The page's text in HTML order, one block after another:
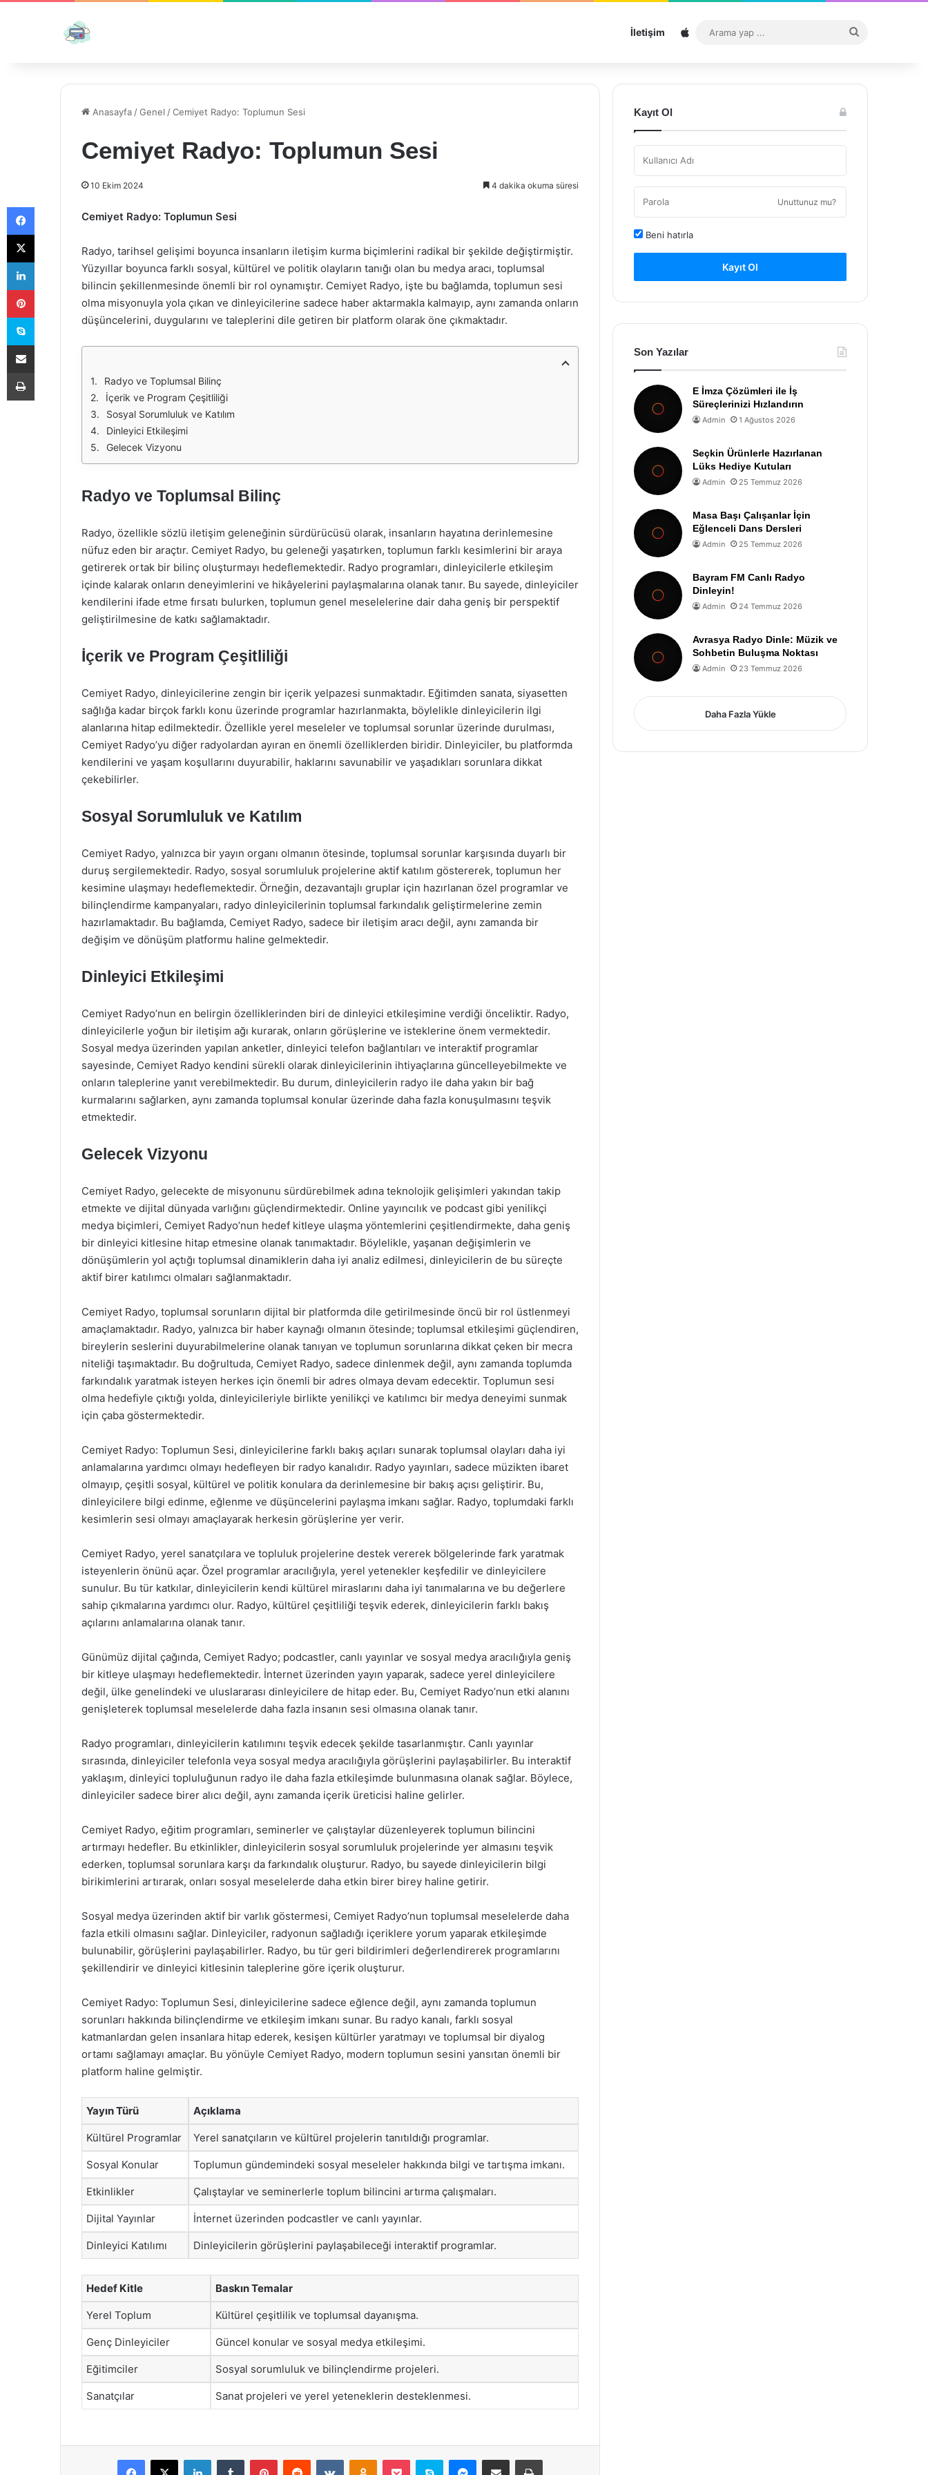
İletişim Sitemap
...
Anasayfa /Genel /Cemiyet Radyo: Toplumun Sesi
Cemiyet Radyo: Toplumun Sesi
10 Ekim 2024 4 dakika okuma süresi
Cemiyet Radyo: Toplumun Sesi
Radyo, tarihsel gelişimi boyunca insanların iletişim kurma biçimlerini radikal bir şekilde değiştirmiştir.
Yüzyıllar boyunca farklı sosyal, kültürel ve politik olayların tanığı olan bu medya aracı, toplumsal
bilincin şekillenmesinde önemli bir rol oynamıştır. Cemiyet Radyo, işte bu bağlamda, toplumun sesi
olma misyonuyla yola çıkan ve dinleyicilerine sadece haber aktarmakla kalmayıp, aynı zamanda onların
düşüncelerini, duygularını ve taleplerini dile getiren bir platform olarak öne çıkmaktadır.
Radyo ve Toplumsal Bilinç
İçerik ve Program Çeşitliliği
Sosyal Sorumluluk ve Katılım
Dinleyici Etkileşimi
Gelecek Vizyonu
Radyo ve Toplumsal Bilinç
Radyo, özellikle sözlü iletişim geleneğinin sürdürücüsü olarak, insanların hayatına derinlemesine
nüfuz eden bir araçtır. Cemiyet Radyo, bu geleneği yaşatırken, toplumun farklı kesimlerini bir araya
getirerek ortak bir bilinç oluşturmayı hedeflemektedir. Radyo programları, dinleyicilerle etkileşim
içinde kalarak onların deneyimlerini ve hikâyelerini paylaşmalarına olanak tanır. Bu sayede, dinleyiciler
kendilerini ifade etme fırsatı bulurken, toplumun genel meselelerine dair daha geniş bir perspektif
geliştirilmesine de katkı sağlamaktadır.
İçerik ve Program Çeşitliliği
Cemiyet Radyo, dinleyicilerine zengin bir içerik yelpazesi sunmaktadır. Eğitimden sanata, siyasetten
sağlığa kadar birçok farklı konu üzerinde programlar hazırlanmakta, böylelikle dinleyicilerin ilgi
alanlarına hitap edilmektedir. Özellikle yerel meseleler ve toplumsal sorunlar üzerinde durulması,
Cemiyet Radyo’yu diğer radyolardan ayıran en önemli özelliklerden biridir. Dinleyiciler, bu platformda
kendilerini ve yaşam koşullarını duyurabilir, haklarını savunabilir ve yaşadıkları sorunlara dikkat
çekebilirler.
Sosyal Sorumluluk ve Katılım
Cemiyet Radyo, yalnızca bir yayın organı olmanın ötesinde, toplumsal sorunlar karşısında duyarlı bir
duruş sergilemektedir. Radyo, sosyal sorumluluk projelerine aktif katılım göstererek, toplumun her
kesimine ulaşmayı hedeflemektedir. Örneğin, dezavantajlı gruplar için hazırlanan özel programlar ve
bilinçlendirme kampanyaları, radyo dinleyicilerinin toplumsal farkındalık geliştirmelerine zemin
hazırlamaktadır. Bu bağlamda, Cemiyet Radyo, sadece bir iletişim aracı değil, aynı zamanda bir
değişim ve dönüşüm platformu haline gelmektedir.
Dinleyici Etkileşimi
Cemiyet Radyo’nun en belirgin özelliklerinden biri de dinleyici etkileşimine verdiği önceliktir. Radyo,
dinleyicilerle yoğun bir iletişim ağı kurarak, onların görüşlerine ve isteklerine önem vermektedir.
Sosyal medya üzerinden yapılan anketler, dinleyici telefon bağlantıları ve interaktif programlar
sayesinde, Cemiyet Radyo kendini sürekli olarak dinleyicilerinin ihtiyaçlarına güncelleyebilmekte ve
onların taleplerine yanıt verebilmektedir. Bu durum, dinleyicilerin radyo ile daha yakın bir bağ
kurmalarını sağlarken, aynı zamanda toplumsal konular üzerinde daha fazla konuşulmasını teşvik
etmektedir.
Gelecek Vizyonu
Cemiyet Radyo, gelecekte de misyonunu sürdürebilmek adına teknolojik gelişimleri yakından takip
etmekte ve dijital dünyada varlığını güçlendirmektedir. Online yayıncılık ve podcast gibi yenilikçi
medya biçimleri, Cemiyet Radyo’nun hedef kitleye ulaşma yöntemlerini çeşitlendirmekte, daha geniş
bir dinleyici kitlesine hitap etmesine olanak tanımaktadır. Böylelikle, yaşanan değişimlerin ve
dönüşümlerin yol açtığı toplumsal dinamiklerin daha iyi analiz edilmesi, dinleyicilerin de bu süreçte
aktif birer katılımcı olmaları sağlanmaktadır.
Cemiyet Radyo, toplumsal sorunların dijital bir platformda dile getirilmesinde öncü bir rol üstlenmeyi
amaçlamaktadır. Radyo, yalnızca bir haber kaynağı olmanın ötesinde; toplumsal etkileşimi güçlendiren,
bireylerin seslerini duyurabilmelerine olanak tanıyan ve toplumun sorunlarına dikkat çeken bir mecra
niteliği taşımaktadır. Bu doğrultuda, Cemiyet Radyo, sadece dinlenmek değil, aynı zamanda toplumda
farkındalık yaratmak isteyen herkes için önemli bir adres olmaya devam edecektir. Toplumun sesi
olma hedefiyle çıktığı yolda, dinleyicileriyle birlikte yenilikçi ve katılımcı bir medya deneyimi sunmak
için çaba göstermektedir.
Cemiyet Radyo: Toplumun Sesi, dinleyicilerine farklı bakış açıları sunarak toplumsal olayları daha iyi
anlamalarına yardımcı olmayı hedefleyen bir radyo kanalıdır. Radyo yayınları, sadece müzikten ibaret
olmayıp, çeşitli sosyal, kültürel ve politik konulara da derinlemesine bir bakış açısı geliştirir. Bu,
dinleyicilere bilgi edinme, eğlenme ve düşüncelerini paylaşma imkanı sağlar. Radyo, toplumdaki farklı
kesimlerin sesi olmayı amaçlayarak herkesin görüşlerine yer verir.
Cemiyet Radyo, yerel sanatçılara ve topluluk projelerine destek vererek bölgelerinde fark yaratmak
isteyenlerin önünü açar. Özel programlar aracılığıyla, yerel yetenekler keşfedilir ve dinleyicilere
sunulur. Bu tür katkılar, dinleyicilerin kendi kültürel miraslarını daha iyi tanımalarına ve bu değerlere
sahip çıkmalarına yardımcı olur. Radyo, kültürel çeşitliliği teşvik ederek, dinleyicilerin farklı bakış
açılarını anlamalarına olanak tanır.
Günümüz dijital çağında, Cemiyet Radyo; podcastler, canlı yayınlar ve sosyal medya aracılığıyla geniş
bir kitleye ulaşmayı hedeflemektedir. İnternet üzerinden yayın yaparak, sadece yerel dinleyicilere
değil, ülke genelindeki ve uluslararası dinleyicilere de hitap eder. Bu, Cemiyet Radyo’nun etki alanını
genişleterek toplumsal meselelerde daha fazla insanın sesi olmasına olanak tanır.
Radyo programları, dinleyicilerin katılımını teşvik edecek şekilde tasarlanmıştır. Canlı yayınlar
sırasında, dinleyiciler telefonla veya sosyal medya aracılığıyla görüşlerini paylaşabilirler. Bu interaktif
yaklaşım, dinleyici topluluğunun radyo ile daha fazla etkileşimde bulunmasına olanak sağlar. Böylece,
dinleyiciler sadece birer alıcı değil, aynı zamanda içerik üreticisi haline gelirler.
Cemiyet Radyo, eğitim programları, seminerler ve çalıştaylar düzenleyerek toplumun bilincini
artırmayı hedefler. Bu etkinlikler, dinleyicilerin sosyal sorumluluk projelerinde yer almasını teşvik
ederken, toplumsal sorunlara karşı da farkındalık oluşturur. Radyo, bu sayede dinleyicilerin bilgi
birikimlerini artırarak, onları sosyal meselelerde daha etkin birer birey haline getirir.
Sosyal medya üzerinden aktif bir varlık göstermesi, Cemiyet Radyo’nun toplumsal meselelerde daha
fazla etkili olmasını sağlar. Dinleyiciler, radyonun sağladığı içeriklere yorum yaparak etkileşimde
bulunabilir, görüşlerini paylaşabilirler. Radyo, bu tür geri bildirimleri değerlendirerek programlarını
şekillendirir ve dinleyici kitlesinin taleplerine göre içerik oluşturur.
Cemiyet Radyo: Toplumun Sesi, dinleyicilerine sadece eğlence değil, aynı zamanda toplumun
sorunları hakkında bilinçlendirme ve etkileşim imkanı sunar. Bu radyo kanalı, farklı sosyal
katmanlardan gelen insanlara hitap ederek, kesişen kültürler yaratmayı ve toplumsal bir diyalog
ortamı sağlamayı amaçlar. Bu yönüyle Cemiyet Radyo, modern toplumun sesini yansıtan önemli bir
platform haline gelmiştir.
Yayın Türü Açıklama
Kültürel Programlar Yerel sanatçıların ve kültürel projelerin tanıtıldığı programlar.
Sosyal Konular Toplumun gündemindeki sosyal meseleler hakkında bilgi ve tartışma imkanı.
Etkinlikler Çalıştaylar ve seminerlerle toplum bilincini artırma çalışmaları.
Dijital Yayınlar İnternet üzerinden podcastler ve canlı yayınlar.
Dinleyici Katılımı Dinleyicilerin görüşlerini paylaşabileceği interaktif programlar.
Hedef Kitle Baskın Temalar
Yerel Toplum Kültürel çeşitlilik ve toplumsal dayanışma.
Genç Dinleyiciler Güncel konular ve sosyal medya etkileşimi.
Eğitimciler Sosyal sorumluluk ve bilinçlendirme projeleri.
Sanatçılar Sanat projeleri ve yerel yeteneklerin desteklenmesi.
Facebook
X LinkedInTumblr PinterestReddit VKontakteOdnoklassniki
Pocket Skype Messenger
E-Posta ile paylaş Yazdır
Kayıt Ol
Unuttunuz mu?
Beni hatırla
Kayıt Ol
Son Yazılar
E İmza Çözümleri ile İş
Süreçlerinizi Hızlandırın
Admin 1 Ağustos 2026
Seçkin Ürünlerle Hazırlanan
Lüks Hediye Kutuları
Admin 25 Temmuz 2026
Masa Başı Çalışanlar İçin
Eğlenceli Dans Dersleri
Admin 25 Temmuz 2026
Bayram FM Canlı Radyo
Dinleyin!
Admin 24 Temmuz 2026
Avrasya Radyo Dinle: Müzik ve
Sohbetin Buluşma Noktası
Admin 23 Temmuz 2026
Daha Fazla Yükle
Facebook
X
LinkedIn
Pinterest
Skype
E-Posta ile paylaş